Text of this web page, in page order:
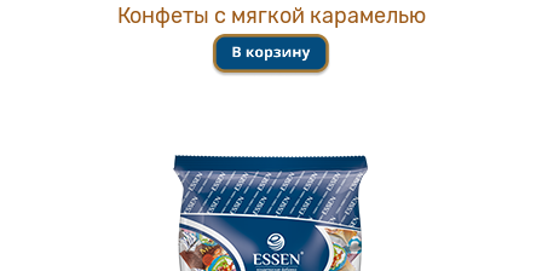
Конфеты с мягкой карамелью